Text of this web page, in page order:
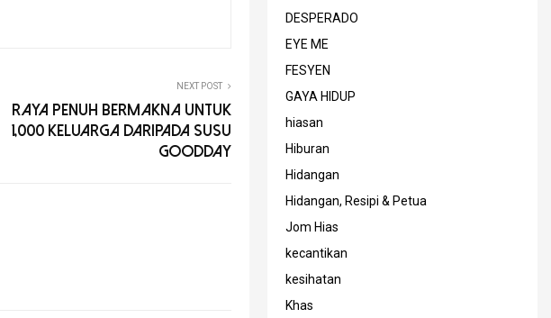
NEXT POST
Raya Penuh Bermakna untuk
1,000 Keluarga Daripada Susu
Goodday
DESPERADO
EYE ME
FESYEN
GAYA HIDUP
hiasan
Hiburan
Hidangan
Hidangan, Resipi & Petua
Jom Hias
kecantikan
kesihatan
Khas